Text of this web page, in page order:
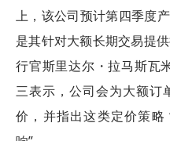
上，该公司预计第四季度
是其针对大额长期交易提
行官斯里达尔・拉马斯瓦
三表示，公司会为大额订
价，并指出这类定价策